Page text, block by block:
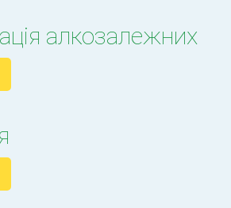
алкозалежних